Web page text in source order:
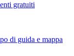
gratuiti
di guida e mappa